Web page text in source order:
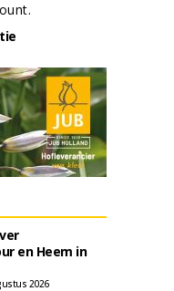
en Heem in
2026